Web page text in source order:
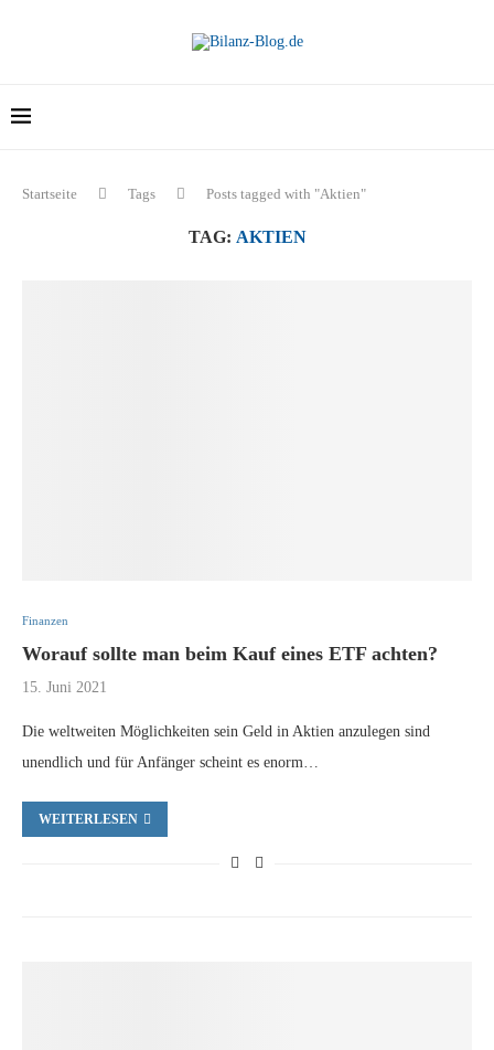
Startseite Tags Posts tagged with "Aktien"
TAG: AKTIEN
Finanzen
Worauf sollte man beim Kauf eines ETF achten?
15. Juni 2021
Die weltweiten Möglichkeiten sein Geld in Aktien anzulegen sind
unendlich und für Anfänger scheint es enorm…
WEITERLESEN